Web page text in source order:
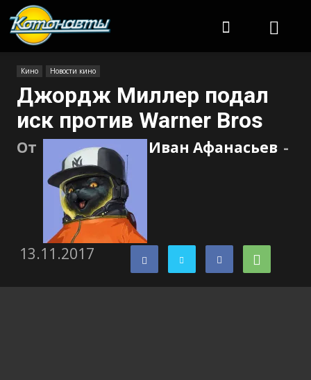
Кино Новости кино
Джордж Миллер подал
иск против Warner Bros
От Иван Афанасьев -
13.11.2017